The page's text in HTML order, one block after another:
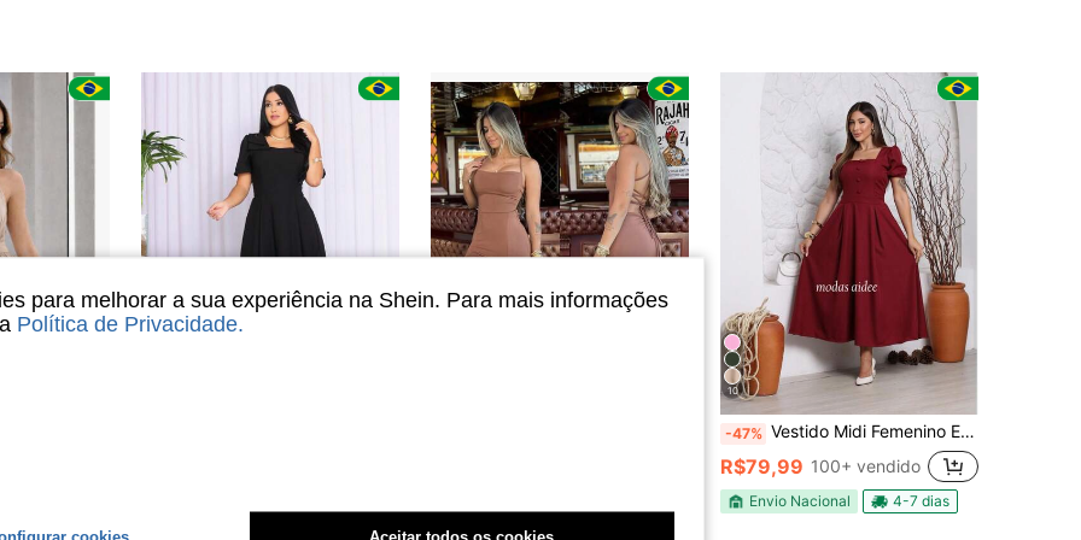
4,87 2.8K
4,87 2.8K
4,87 2.8K
4-7 dias
10
-47% Vestido Midi Femenino Evangelica Conservador / modesto Tecido Botão vestido femenino congresso Namorando Casamento
R$79,99 100+ vendido
Envio Nacional 4-7 dias
para melhorar a sua experiência na Shein. Para mais informações
Política de Privacidade.
cookies Aceitar todos os cookies